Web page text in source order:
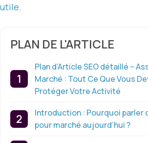
utile.
PLAN DE L'ARTICLE
Plan d’Article SEO détaillé –
Marché : Tout Ce Que Vous
Protéger Votre Activité
Introduction : Pourquoi parler
pour marché aujourd’hui ?